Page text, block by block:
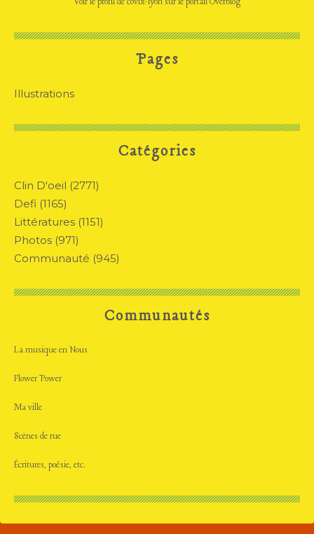
Catégories
Clin D'oeil (2771)
Defi (1165)
Littératures (1151)
Photos (971)
Communauté (945)
Pages
Illustrations
Communautés
La musique en Nous
Flower Power
Ma ville
Scènes de rue
Écritures, poésie, etc.